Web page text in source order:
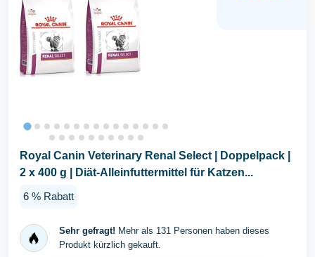
Royal Canin Veterinary Renal Select | Doppelpack |
2 x 400 g | Diät-Alleinfuttermittel für Katzen...
6 % Rabatt
Sehr gefragt! Mehr als 131 Personen haben dieses
Produkt kürzlich gekauft.